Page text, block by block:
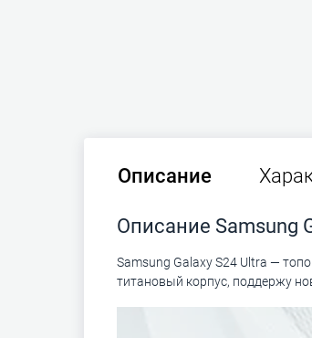
Описание
Описание Samsung
Samsung Galaxy S24 Ultra —
титановый корпус, поддержу